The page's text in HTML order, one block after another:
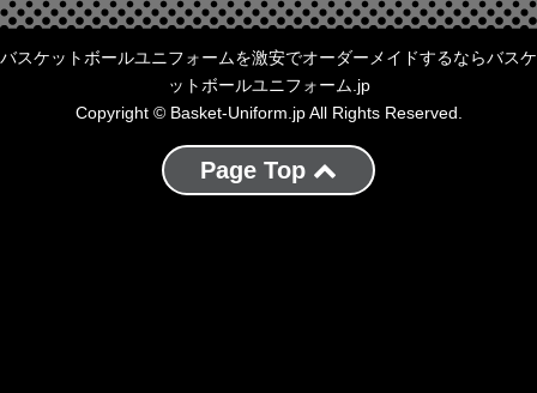
バスケットボールユニフォームを激安でオーダーメイドするならバスケ
ットボールユニフォーム.jp
Copyright © Basket-Uniform.jp All Rights Reserved.
Page Top